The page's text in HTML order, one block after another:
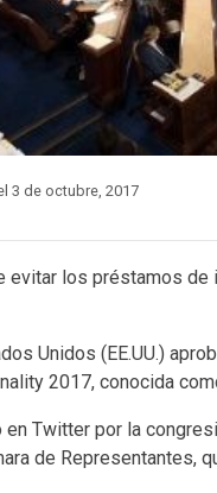
3 de octubre, 2017
evitar los préstamos
Unidos (EE.UU.)
2017, conocida
en Twitter por la
de Representantes,